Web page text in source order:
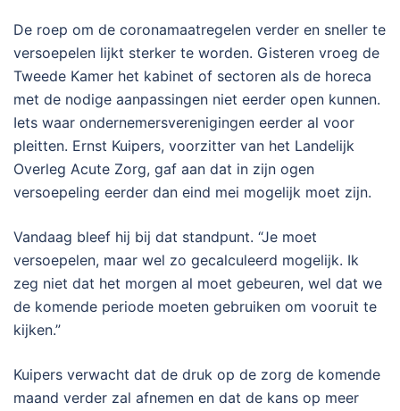
De roep om de coronamaatregelen verder en sneller te
versoepelen lijkt sterker te worden. Gisteren vroeg de
Tweede Kamer het kabinet of sectoren als de horeca
met de nodige aanpassingen niet eerder open kunnen.
Iets waar ondernemersverenigingen eerder al voor
pleitten. Ernst Kuipers, voorzitter van het Landelijk
Overleg Acute Zorg, gaf aan dat in zijn ogen
versoepeling eerder dan eind mei mogelijk moet zijn.
Vandaag bleef hij bij dat standpunt. “Je moet
versoepelen, maar wel zo gecalculeerd mogelijk. Ik
zeg niet dat het morgen al moet gebeuren, wel dat we
de komende periode moeten gebruiken om vooruit te
kijken.”
Kuipers verwacht dat de druk op de zorg de komende
maand verder zal afnemen en dat de kans op meer